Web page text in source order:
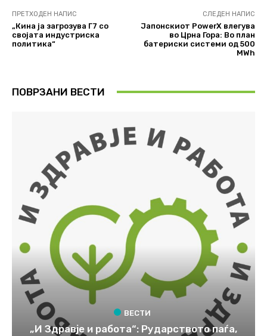
ПРЕТХОДЕН НАПИС
„Кина ја загрозува Г7 со
својата индустриска
политика“
СЛЕДЕН НАПИС
Јапонскиот PowerX влегува
во Црна Гора: Во план
батериски системи од 500
MWh
ПОВРЗАНИ ВЕСТИ
ВЕСТИ
„И Здравје и работа“: Рударството паѓа,